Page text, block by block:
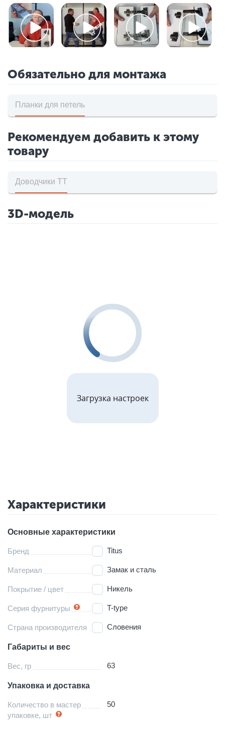
Обязательно для монтажа
Планки для петель
Рекомендуем добавить к этому
товару
Доводчики TT
3D-модель
Загрузка настроек
Характеристики
Основные характеристики
Бренд Titus
Материал Замак и сталь
Покрытие / цвет Никель
Серия фурнитуры T-type
Страна производителя Словения
Габариты и вес
Вес, гр 63
Упаковка и доставка
Количество в мастер
упаковке, шт
50